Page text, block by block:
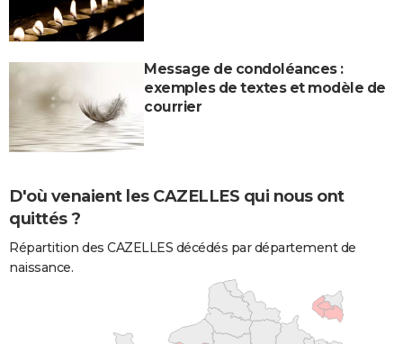
Message de condoléances :
exemples de textes et modèle de
courrier
D'où venaient les CAZELLES qui nous ont
quittés ?
Répartition des CAZELLES décédés par département de
naissance.